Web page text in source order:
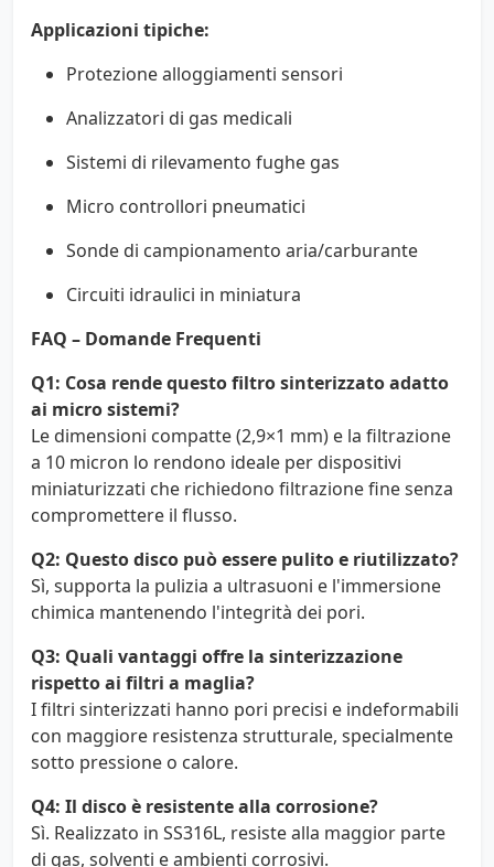
Applicazioni tipiche:
Protezione alloggiamenti sensori
Analizzatori di gas medicali
Sistemi di rilevamento fughe gas
Micro controllori pneumatici
Sonde di campionamento aria/carburante
Circuiti idraulici in miniatura
FAQ – Domande Frequenti
Q1: Cosa rende questo filtro sinterizzato adatto
ai micro sistemi?
Le dimensioni compatte (2,9×1 mm) e la filtrazione
a 10 micron lo rendono ideale per dispositivi
miniaturizzati che richiedono filtrazione fine senza
compromettere il flusso.
Q2: Questo disco può essere pulito e riutilizzato?
Sì, supporta la pulizia a ultrasuoni e l'immersione
chimica mantenendo l'integrità dei pori.
Q3: Quali vantaggi offre la sinterizzazione
rispetto ai filtri a maglia?
I filtri sinterizzati hanno pori precisi e indeformabili
con maggiore resistenza strutturale, specialmente
sotto pressione o calore.
Q4: Il disco è resistente alla corrosione?
Sì. Realizzato in SS316L, resiste alla maggior parte
di gas, solventi e ambienti corrosivi.